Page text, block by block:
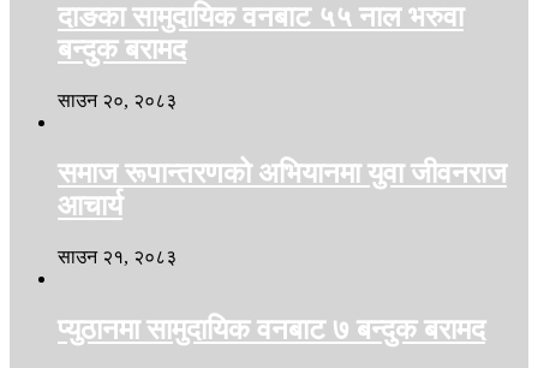
दाङका सामुदायिक वनबाट ५५ नाल भरुवा
बन्दुक बरामद
साउन २०, २०८३
समाज रूपान्तरणको अभियानमा युवा जीवनराज
आचार्य
साउन २१, २०८३
प्युठानमा सामुदायिक वनबाट ७ बन्दुक बरामद